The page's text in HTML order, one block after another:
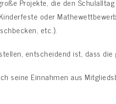
oder
etc.).
entscheidend ist, dass
seine Einnahmen aus